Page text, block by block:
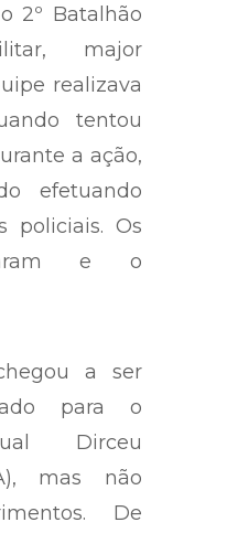
2º Batalhão
major
realizava
tentou
a ação,
efetuando
policiais. Os
e o
a ser
para o
Dirceu
mas não
De